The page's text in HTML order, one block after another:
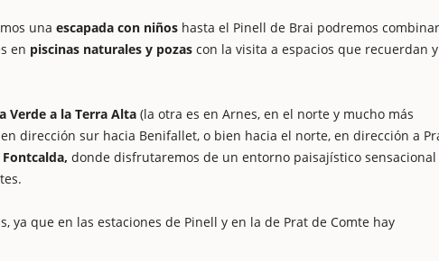
una escapada con niños hasta el Pinell de Brai podremos combinar
en piscinas naturales y pozas con la visita a espacios que recuerdan y
Verde a la Terra Alta (la otra es en Arnes, en el norte y mucho más
dirección sur hacia Benifallet, o bien hacia el norte, en dirección a
donde disfrutaremos de un entorno paisajístico sensacional
ya que en las estaciones de Pinell y en la de Prat de Comte hay